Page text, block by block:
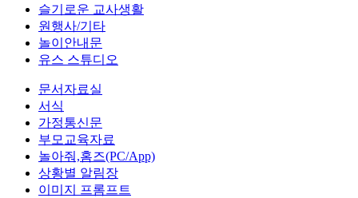
슬기로운 교사생활
원행사/기타
놀이안내문
유스 스튜디오
문서자료실
서식
가정통신문
부모교육자료
놀아줘,홈즈(PC/App)
상황별 알림장
이미지 프롬프트